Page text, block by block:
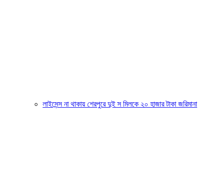
লাইসেন্স না থাকায় শেরপুরে দুই স মিলকে ২০ হাজার টাকা জরিমানা